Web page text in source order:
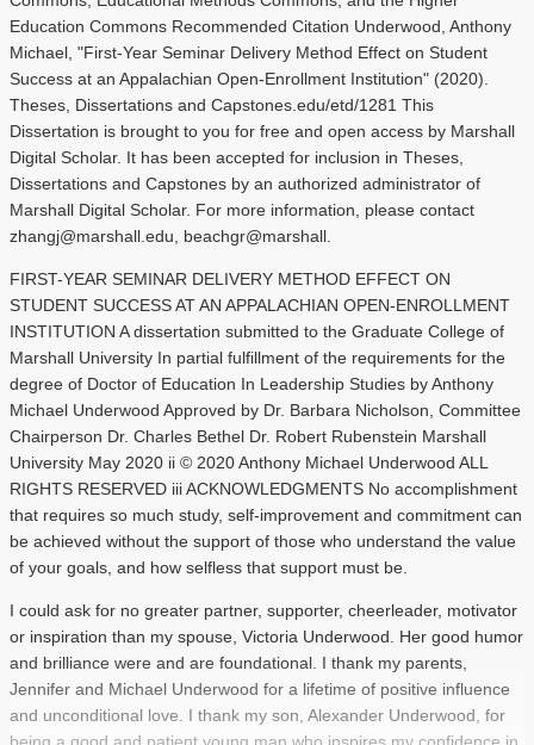
Education Commons Recommended Citation Underwood, Anthony
Michael, "First-Year Seminar Delivery Method Effect on Student
Success at an Appalachian Open-Enrollment Institution" (2020).
Theses, Dissertations and Capstones.edu/etd/1281 This
Dissertation is brought to you for free and open access by Marshall
Digital Scholar. It has been accepted for inclusion in Theses,
Dissertations and Capstones by an authorized administrator of
Marshall Digital Scholar. For more information, please contact
zhangj@marshall.edu, beachgr@marshall.
FIRST-YEAR SEMINAR DELIVERY METHOD EFFECT ON
STUDENT SUCCESS AT AN APPALACHIAN OPEN-ENROLLMENT
INSTITUTION A dissertation submitted to the Graduate College of
Marshall University In partial fulfillment of the requirements for the
degree of Doctor of Education In Leadership Studies by Anthony
Michael Underwood Approved by Dr. Barbara Nicholson, Committee
Chairperson Dr. Charles Bethel Dr. Robert Rubenstein Marshall
University May 2020 ii © 2020 Anthony Michael Underwood ALL
RIGHTS RESERVED iii ACKNOWLEDGMENTS No accomplishment
that requires so much study, self-improvement and commitment can
be achieved without the support of those who understand the value
of your goals, and how selfless that support must be.
I could ask for no greater partner, supporter, cheerleader, motivator
or inspiration than my spouse, Victoria Underwood. Her good humor
and brilliance were and are foundational. I thank my parents,
Jennifer and Michael Underwood for a lifetime of positive influence
and unconditional love. I thank my son, Alexander Underwood, for
being a good and patient young man who inspires my confidence in